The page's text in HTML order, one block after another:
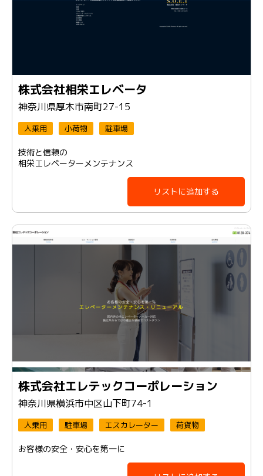
株式会社相栄エレベータ
神奈川県厚木市南町27-15
人乗用 小荷物 駐車場
技術と信頼の
相栄エレベーターメンテナンス
リストに追加する
株式会社エレテックコーポレーション
神奈川県横浜市中区山下町74-1
人乗用 駐車場 エスカレーター 荷貨物
お客様の安全・安心を第一に